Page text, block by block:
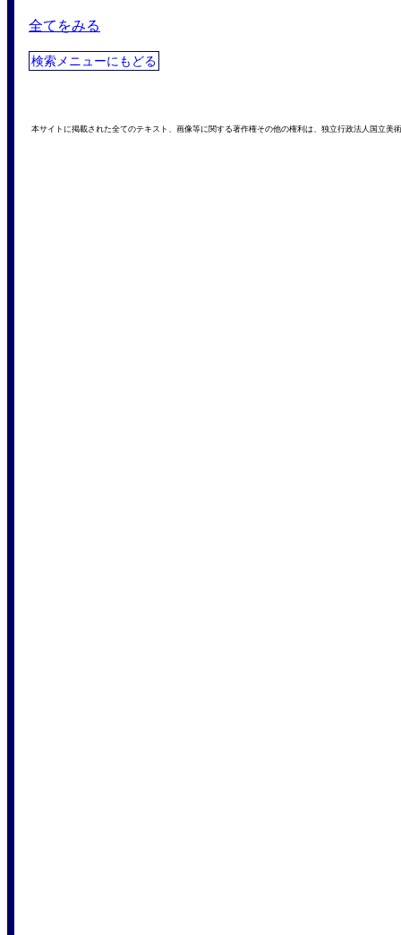
全てをみる
検索メニューにもどる
本サイトに掲載された全てのテキスト、画像等に関する著作権その他の権利は、独立行政法人国立